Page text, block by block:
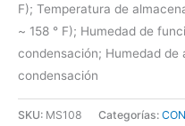
F); Temperatura de
~ 158 ° F); Humedad de
condensación; Humedad de
condensación
SKU: MS108 Categorías: